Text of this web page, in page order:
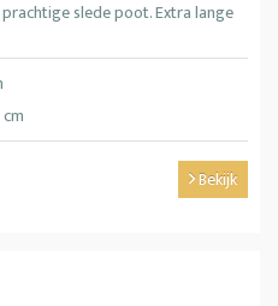
slede poot. Extra lange
Bekijk